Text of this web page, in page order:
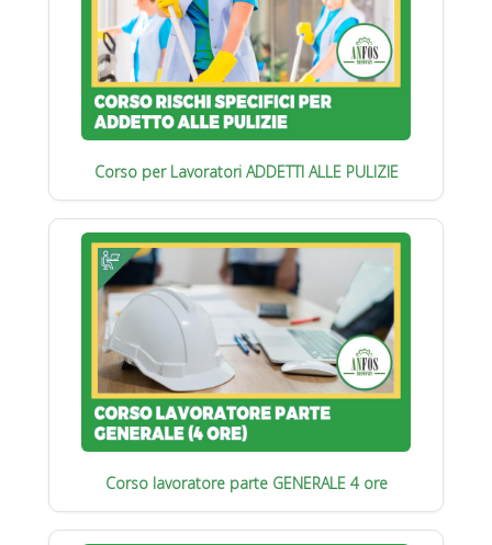
Corso per Lavoratori ADDETTI ALLE PULIZIE
Corso lavoratore parte GENERALE 4 ore